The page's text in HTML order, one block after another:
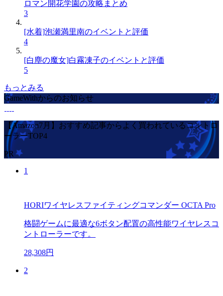
ロマン開花学園の攻略まとめ
3
[水着]泡瀬満里南のイベントと評価
4
[白塵の魔女]白霧凍子のイベントと評価
5
もっとみる
GameWithからのお知らせ
【Amazon7月】おすすめ記事からよく買われているコントロ
ーラーTOP4
PR
1
HORIワイヤレスファイティングコマンダー OCTA Pro
格闘ゲームに最適な6ボタン配置の高性能ワイヤレスコ
ントローラーです。
28,308円
2